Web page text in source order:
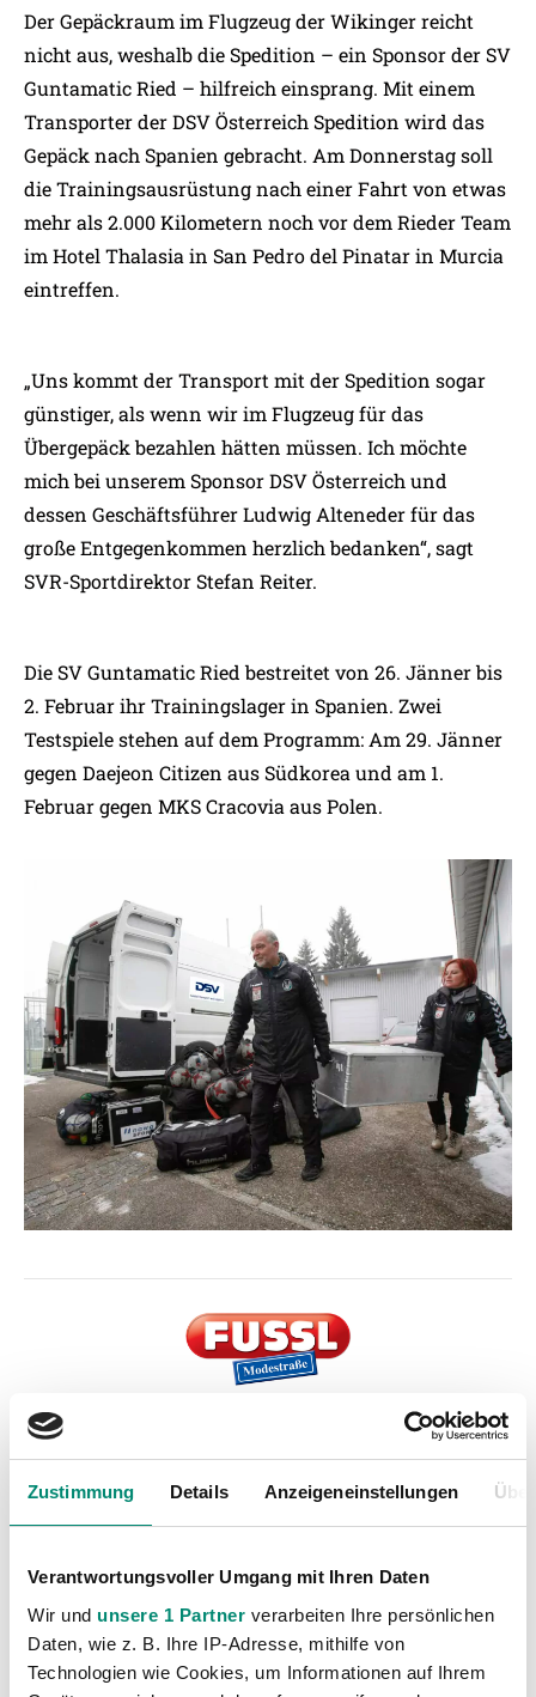
Zustimmung Details Anzeigeneinstellungen
Verantwortungsvoller Umgang mit Ihren Daten
Wir und unsere 1 Partner verarbeiten Ihre persönlichen
Daten, wie z. B. Ihre IP-Adresse, mithilfe von
Technologien wie Cookies, um Informationen auf Ihrem
Der Gepäckraum im Flugzeug der Wikinger reicht
nicht aus, weshalb die Spedition – ein Sponsor der SV
Guntamatic Ried – hilfreich einsprang. Mit einem
Transporter der DSV Österreich Spedition wird das
Gepäck nach Spanien gebracht. Am Donnerstag soll
die Trainingsausrüstung nach einer Fahrt von etwas
mehr als 2.000 Kilometern noch vor dem Rieder Team
im Hotel Thalasia in San Pedro del Pinatar in Murcia
eintreffen.
„Uns kommt der Transport mit der Spedition sogar
günstiger, als wenn wir im Flugzeug für das
Übergepäck bezahlen hätten müssen. Ich möchte
mich bei unserem Sponsor DSV Österreich und
dessen Geschäftsführer Ludwig Alteneder für das
große Entgegenkommen herzlich bedanken“, sagt
SVR-Sportdirektor Stefan Reiter.
Die SV Guntamatic Ried bestreitet von 26. Jänner bis
2. Februar ihr Trainingslager in Spanien. Zwei
Testspiele stehen auf dem Programm: Am 29. Jänner
gegen Daejeon Citizen aus Südkorea und am 1.
Februar gegen MKS Cracovia aus Polen.
Akademie
(236)
Junge Wikinger Ried
Nachwuchs
(74)